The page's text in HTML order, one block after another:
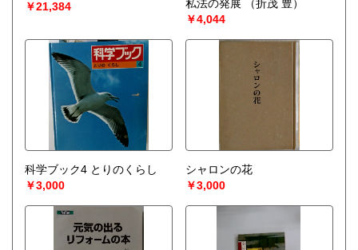
￥21,384
私法の発展
（折茂 豊）
￥4,044
科学ブック4 とりのくらし
￥3,000
シャロンの花
￥3,000